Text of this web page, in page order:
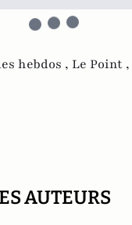
hebdos , Le Point ,
AUTEURS